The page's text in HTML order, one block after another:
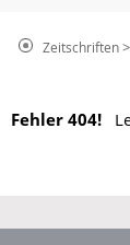
Zeitschriften>
Fehler 404!